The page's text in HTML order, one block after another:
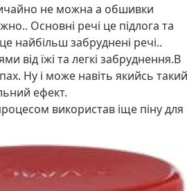
не можна а обшивки
Основні речі це підлога та
найбільш забруднені речі..
від їжі та легкі забруднення.В
Ну і може навіть якийсь такий
ефект.
використав іще піну для